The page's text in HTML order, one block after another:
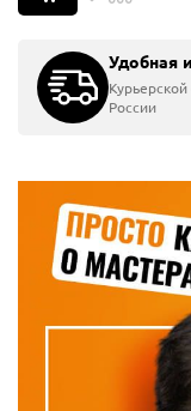
Удобная
России